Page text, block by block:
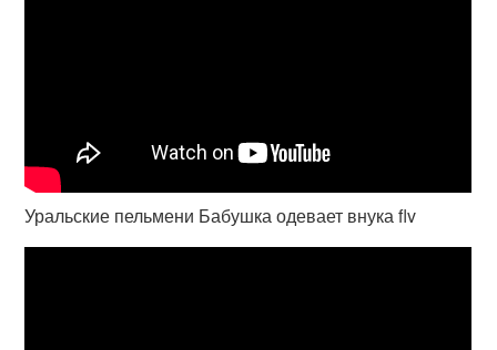
Уральские пельмени Бабушка одевает внука flv